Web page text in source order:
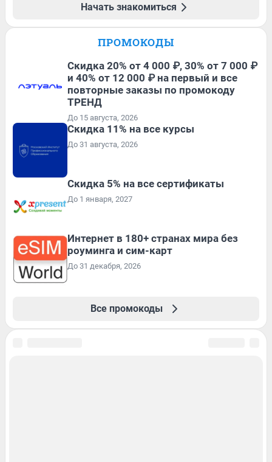
Начать знакомиться
ПРОМОКОДЫ
Скидка 20% от 4 000 ₽, 30% от 7 000 ₽
и 40% от 12 000 ₽ на первый и все
повторные заказы по промокоду
ТРЕНД
До 15 августа, 2026
Скидка 11% на все курсы
До 31 августа, 2026
Скидка 5% на все сертификаты
До 1 января, 2027
Интернет в 180+ странах мира без
роуминга и сим-карт
До 31 декабря, 2026
Все промокоды